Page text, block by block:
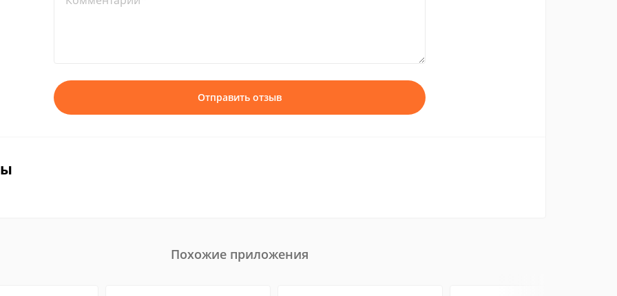
Отправить отзыв
Похожие приложения